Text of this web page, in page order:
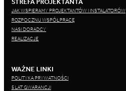
JAK WSPIERAMY PROJEKTANTÓW I INSTALATORÓW
ROZPOCZNIJ WSPÓŁPRACĘ
NASI DORADCY
REALIZACJE
WAŻNE LINKI
POLITYKA PRYWATNOŚCI
5 LAT GWARANCJI